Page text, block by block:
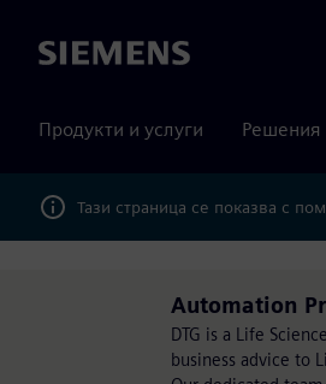
Siemens
Продукти и услуги Решения
Тази страница се показва с
Automation
DTG is a Life
business advice to